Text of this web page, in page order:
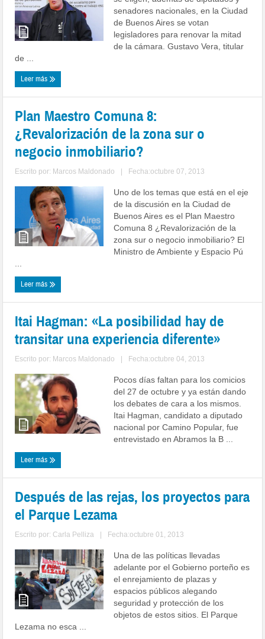
senadores nacionales, en la Ciudad
de Buenos Aires se votan
legisladores para renovar la mitad
de la cámara. Gustavo Vera, titular
de ...
Leer más
Plan Maestro Comuna 8:
¿Revalorización de la zona sur o
negocio inmobiliario?
Escrito por: Marcos Maldonado Fecha:octubre 07, 2013
Uno de los temas que está en el eje
de la discusión en la Ciudad de
Buenos Aires es el Plan Maestro
Comuna 8 ¿Revalorización de la
zona sur o negocio inmobiliario? El
Ministro de Ambiente y Espacio Pú
Leer más
Itai Hagman: «La posibilidad hay de
transitar una experiencia diferente»
Escrito por: Marcos Maldonado Fecha:octubre 04, 2013
Pocos días faltan para los comicios
del 27 de octubre y ya están dando
los debates de cara a los mismos.
Itai Hagman, candidato a diputado
nacional por Camino Popular, fue
entrevistado en Abramos la B ...
Leer más
Después de las rejas, los proyectos para
el Parque Lezama
Escrito por: Carla Pelliza Fecha:octubre 01, 2013
Una de las políticas llevadas
adelante por el Gobierno porteño es
el enrejamiento de plazas y
espacios públicos alegando
seguridad y protección de los
objetos de estos sitios. El Parque
Lezama no esca ...